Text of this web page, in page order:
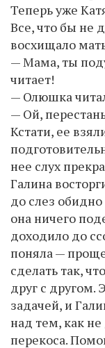
Теперь уже
Все, что бы не
восхищало
— Мама, ты
читает!
— Олюшка
— Ой,
Кстати, ее
нее слух
Галина
до слез
она ничего
доходило до
поняла —
сделать так,
друг с другом.
задачей, и
над тем, как
перекоса.